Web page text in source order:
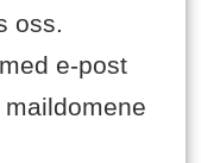
oss.
e-post